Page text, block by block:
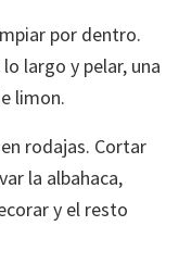
por dentro.
largo y pelar, una
limon.
rodajas. Cortar
la albahaca,
y el resto